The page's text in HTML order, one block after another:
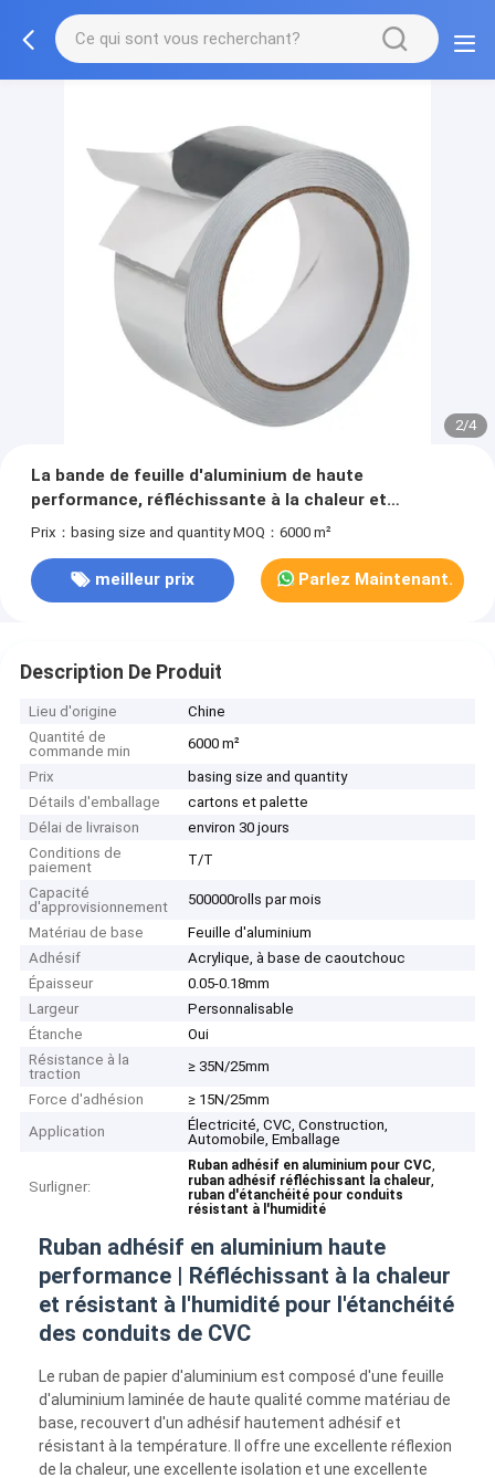
2/4
La bande de feuille d'aluminium de haute
performance, réfléchissante à la chaleur et
résistante à l'humidité, pour sceller les conduits de
Prix：basing size and quantity MOQ：6000 m²
meilleur prix Parlez Maintenant.
Description De Produit
Lieu d'origine
Chine
Quantité de
commande min
6000 m²
Prix
basing size and quantity
Détails d'emballage
cartons et palette
Délai de livraison
environ 30 jours
Conditions de
paiement
T/T
Capacité
d'approvisionnement
500000rolls par mois
Matériau de base
Feuille d'aluminium
Adhésif
Acrylique, à base de caoutchouc
Épaisseur
0.05-0.18mm
Largeur
Personnalisable
Étanche
Oui
Résistance à la
traction
≥ 35N/25mm
Force d'adhésion
≥ 15N/25mm
Application
Électricité, CVC, Construction,
Automobile, Emballage
Surligner:
Ruban adhésif en aluminium pour CVC,
ruban adhésif réfléchissant la chaleur,
ruban d'étanchéité pour conduits
résistant à l'humidité
Ruban adhésif en aluminium haute
performance | Réfléchissant à la chaleur
et résistant à l'humidité pour l'étanchéité
des conduits de CVC
Le ruban de papier d'aluminium est composé d'une feuille
d'aluminium laminée de haute qualité comme matériau de
base, recouvert d'un adhésif hautement adhésif et
résistant à la température. Il offre une excellente réflexion
de la chaleur, une excellente isolation et une excellente